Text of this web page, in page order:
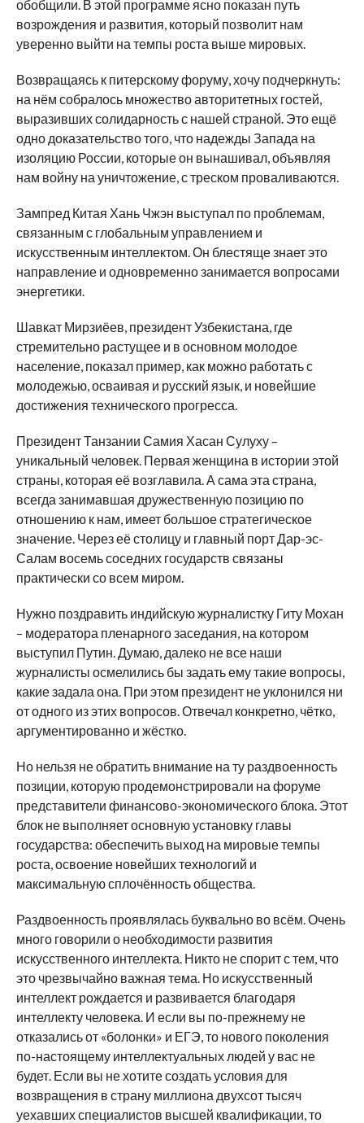
обобщили. В этой программе ясно показан путь
возрождения и развития, который позволит нам
уверенно выйти на темпы роста выше мировых.
Возвращаясь к питерскому форуму, хочу подчеркнуть:
на нём собралось множество авторитетных гостей,
выразивших солидарность с нашей страной. Это ещё
одно доказательство того, что надежды Запада на
изоляцию России, которые он вынашивал, объявляя
нам войну на уничтожение, с треском проваливаются.
Зампред Китая Хань Чжэн выступал по проблемам,
связанным с глобальным управлением и
искусственным интеллектом. Он блестяще знает это
направление и одновременно занимается вопросами
энергетики.
Шавкат Мирзиёев, президент Узбекистана, где
стремительно растущее и в основном молодое
население, показал пример, как можно работать с
молодежью, осваивая и русский язык, и новейшие
достижения технического прогресса.
Президент Танзании Самия Хасан Сулуху –
уникальный человек. Первая женщина в истории этой
страны, которая её возглавила. А сама эта страна,
всегда занимавшая дружественную позицию по
отношению к нам, имеет большое стратегическое
значение. Через её столицу и главный порт Дар-эс-
Салам восемь соседних государств связаны
практически со всем миром.
Нужно поздравить индийскую журналистку Гиту Мохан
– модератора пленарного заседания, на котором
выступил Путин. Думаю, далеко не все наши
журналисты осмелились бы задать ему такие вопросы,
какие задала она. При этом президент не уклонился ни
от одного из этих вопросов. Отвечал конкретно, чётко,
аргументированно и жёстко.
Но нельзя не обратить внимание на ту раздвоенность
позиции, которую продемонстрировали на форуме
представители финансово-экономического блока. Этот
блок не выполняет основную установку главы
государства: обеспечить выход на мировые темпы
роста, освоение новейших технологий и
максимальную сплочённость общества.
Раздвоенность проявлялась буквально во всём. Очень
много говорили о необходимости развития
искусственного интеллекта. Никто не спорит с тем, что
это чрезвычайно важная тема. Но искусственный
интеллект рождается и развивается благодаря
интеллекту человека. И если вы по-прежнему не
отказались от «болонки» и ЕГЭ, то нового поколения
по-настоящему интеллектуальных людей у вас не
будет. Если вы не хотите создать условия для
возвращения в страну миллиона двухсот тысяч
уехавших специалистов высшей квалификации, то